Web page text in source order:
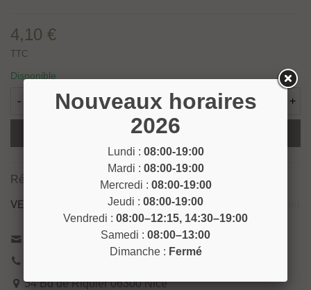
4,10 €
TTC
Disponible
- +
Ajouter Au Panier
Référence: DETACH17
VENEZ NOUS RENCONTRER !
Contactez-nous
54 Bd de Riquier 06300 Nice
Nouveaux horaires
2026
Lundi : 08:00-19:00
Mardi : 08:00-19:00
Mercredi : 08:00-19:00
Jeudi : 08:00-19:00
Vendredi : 08:00–12:15, 14:30–19:00
Samedi : 08:00–13:00
Dimanche : Fermé